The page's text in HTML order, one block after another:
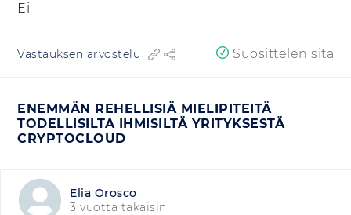
Ei
Vastauksen arvostelu Suosittelen sitä
ENEMMÄN REHELLISIÄ MIELIPITEITÄ
TODELLISILTA IHMISILTÄ YRITYKSESTÄ
CRYPTOCLOUD
Elia Orosco
3 vuotta takaisin